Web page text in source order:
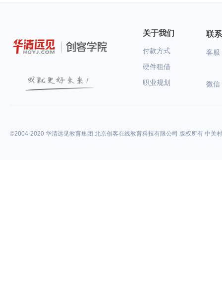
关于我们
付款方式
硬件租借
职业规划
联
客服
微信
©2004-2020 华清远见教育集团 北京创客在线教育科技有限公司 版权所有 中关